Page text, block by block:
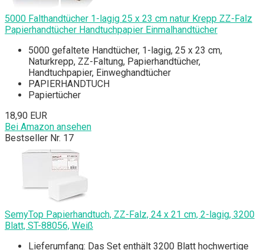
5000 Falthandtücher 1-lagig 25 x 23 cm natur Krepp ZZ-Falz
Papierhandtücher Handtuchpapier Einmalhandtücher
5000 gefaltete Handtücher, 1-lagig, 25 x 23 cm,
Naturkrepp, ZZ-Faltung, Papierhandtücher,
Handtuchpapier, Einweghandtücher
PAPIERHANDTUCH
Papiertücher
18,90 EUR
Bei Amazon ansehen
Bestseller Nr. 17
SemyTop Papierhandtuch, ZZ-Falz, 24 x 21 cm, 2-lagig, 3200
Blatt, ST-88056, Weiß
Lieferumfang: Das Set enthält 3200 Blatt hochwertige